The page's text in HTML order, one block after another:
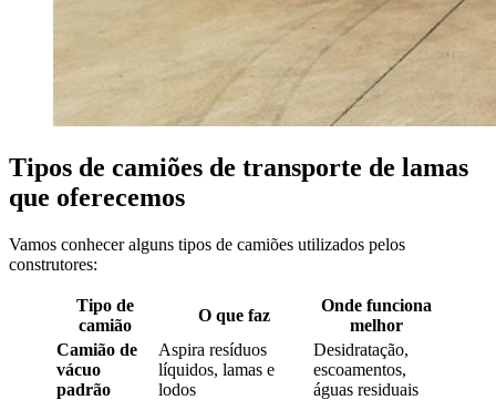
Tipos de camiões de transporte de lamas
que oferecemos
Vamos conhecer alguns tipos de camiões utilizados pelos
construtores:
Tipo de
camião
O que faz
Onde funciona
melhor
Camião de
vácuo
padrão
Aspira resíduos
líquidos, lamas e
lodos
Desidratação,
escoamentos,
águas residuais